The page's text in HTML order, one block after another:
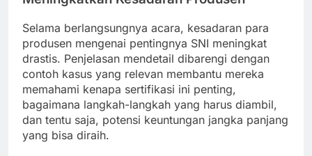
Selama berlangsungnya acara, kesadaran para
produsen mengenai pentingnya SNI meningkat
drastis. Penjelasan mendetail dibarengi dengan
contoh kasus yang relevan membantu mereka
memahami kenapa sertifikasi ini penting,
bagaimana langkah-langkah yang harus diambil,
dan tentu saja, potensi keuntungan jangka panjang
yang bisa diraih.